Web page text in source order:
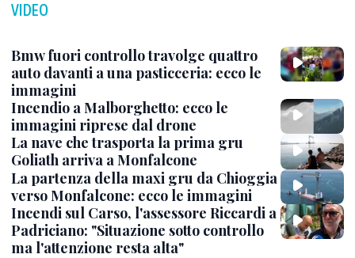
VIDEO
Bmw fuori controllo travolge quattro
auto davanti a una pasticceria: ecco le
immagini
Incendio a Malborghetto: ecco le
immagini riprese dal drone
La nave che trasporta la prima gru
Goliath arriva a Monfalcone
La partenza della maxi gru da Chioggia
verso Monfalcone: ecco le immagini
Incendi sul Carso, l'assessore Riccardi a
Padriciano: "Situazione sotto controllo
ma l'attenzione resta alta"